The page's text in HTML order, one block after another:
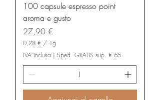
100 capsule espresso point
aroma e gusto
Prezzo
27,90 €
0,28 € / 1g
0
,
2
€
IVA inclusa | Sped. GRATIS sup. € 65